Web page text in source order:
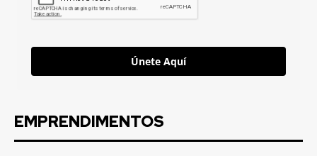
Únete Aquí
EMPRENDIMENTOS